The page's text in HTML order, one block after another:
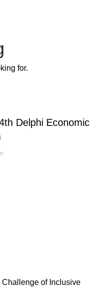
Delphi Economic
Challenge of Inclusive
for.